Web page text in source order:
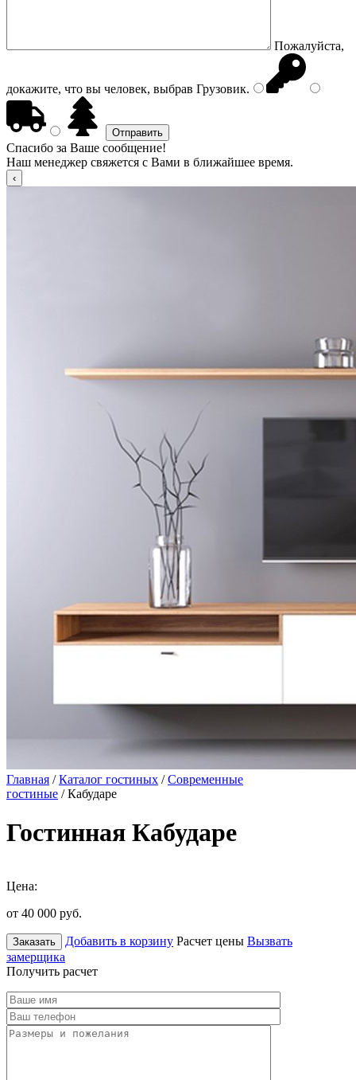
Пожалуйста,
докажите, что вы человек, выбрав Грузовик.
Спасибо за Ваше сообщение!
Наш менеджер свяжется с Вами в ближайшее время.
Главная /Каталог гостиных /Современные
гостиные / Кабударе
Гостинная Кабударе
Цена:
от 40 000 руб.
Заказать Добавить в корзину Расчет цены Вызвать
замерщика
Получить расчет